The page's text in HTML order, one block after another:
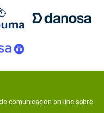
comunicación on-line sobre